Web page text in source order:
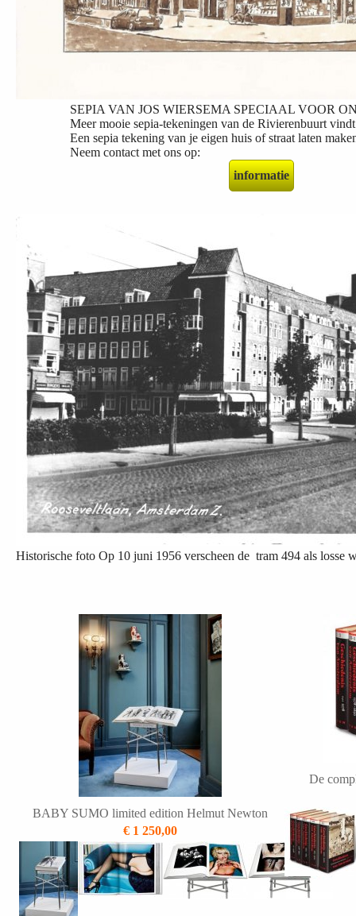
SEPIA VAN JOS WIERSEMA SPECIAAL VOOR
Meer mooie sepia-tekeningen van de Rivierenbuurt vindt
Een sepia tekening van je eigen huis of straat laten
Neem contact met ons op:
informatie
Historische foto Op 10 juni 1956 verscheen de tram 494 als losse
BABY SUMO limited edition Helmut Newton
€ 1 250,00
De